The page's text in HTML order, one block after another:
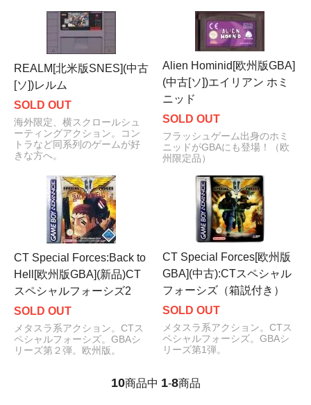
REALM[北米版SNES](中古
[ソ])レルム
SOLD OUT
海外限定、横スクロールシュ
ーティングアクション。コン
トラなど同系列のゲームが好
きな方へ。
Alien Hominid[欧州版GBA]
(中古[ソ])エイリアン ホミ
ニッド
SOLD OUT
フラッシュゲーム出身のホミ
ニッドがGBAにも登場！（欧
州限定品）
CT Special Forces:Back to
Hell[欧州版GBA](新品)CT
スペシャルフォーシズ2
SOLD OUT
メタスラ系アクション。CTス
ペシャルフォーシズ。GBAシ
リーズ第２弾。欧州版。
CT Special Forces[欧州版
GBA](中古):CTスペシャル
フォーシズ（箱説付き）
SOLD OUT
メタスラ系アクション。CTス
ペシャルフォーシズ。GBAシ
リーズ第1弾。
10商品中 1-8商品